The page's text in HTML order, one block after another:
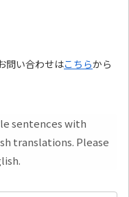
問い合わせはこちらから
sentences with
translations. Please